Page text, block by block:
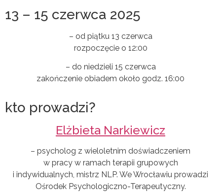
13 – 15 czerwca 2025
– od piątku 13 czerwca
rozpoczęcie o 12:00
– do niedzieli 15 czerwca
zakończenie obiadem około godz. 16:00
kto prowadzi?
Elżbieta Narkiewicz
– psycholog z wieloletnim doświadczeniem
w pracy w ramach terapii grupowych
i indywidualnych, mistrz NLP. We Wrocławiu prowadzi
Ośrodek Psychologiczno-Terapeutyczny.